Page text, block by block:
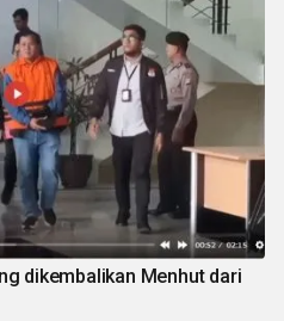
dikembalikan Menhut dari